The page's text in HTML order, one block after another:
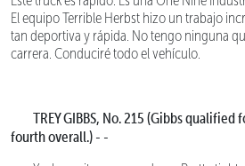
El equipo Terrible Herbst hizo un trabajo
tan deportiva y rápida. No tengo ninguna
carrera. Conduciré todo el vehículo.
TREY GIBBS, No. 215 (Gibbs
fourth overall.) - -